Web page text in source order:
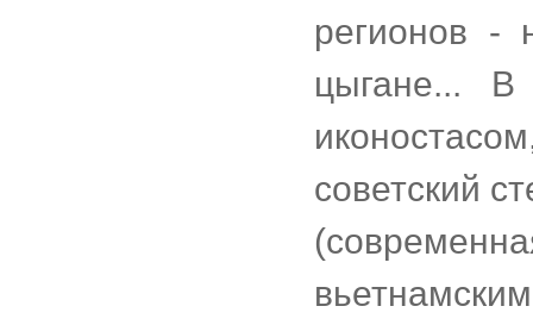
регионов -
цыгане...
советский